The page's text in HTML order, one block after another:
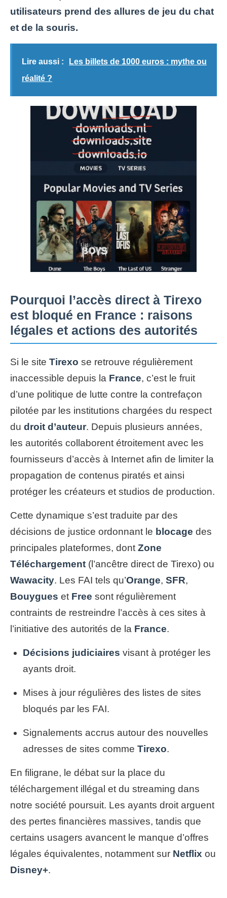
utilisateurs prend des allures de jeu du chat
et de la souris.
Lire aussi :
Les billets de 1000 euros : mythe ou
réalité ?
Pourquoi l’accès direct à Tirexo
est bloqué en France : raisons
légales et actions des autorités
Si le site Tirexo se retrouve régulièrement
inaccessible depuis la France, c’est le fruit
d’une politique de lutte contre la contrefaçon
pilotée par les institutions chargées du respect
du droit d’auteur. Depuis plusieurs années,
les autorités collaborent étroitement avec les
fournisseurs d’accès à Internet afin de limiter la
propagation de contenus piratés et ainsi
protéger les créateurs et studios de production.
Cette dynamique s’est traduite par des
décisions de justice ordonnant le blocage des
principales plateformes, dont Zone
Téléchargement (l’ancêtre direct de Tirexo) ou
Wawacity. Les FAI tels qu’Orange, SFR,
Bouygues et Free sont régulièrement
contraints de restreindre l’accès à ces sites à
l’initiative des autorités de la France.
Décisions judiciaires visant à protéger les
ayants droit.
Mises à jour régulières des listes de sites
bloqués par les FAI.
Signalements accrus autour des nouvelles
adresses de sites comme Tirexo.
En filigrane, le débat sur la place du
téléchargement illégal et du streaming dans
notre société poursuit. Les ayants droit arguent
des pertes financières massives, tandis que
certains usagers avancent le manque d’offres
légales équivalentes, notamment sur Netflix ou
Disney+.